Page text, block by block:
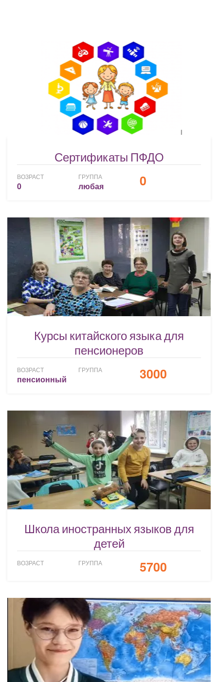
Сертификаты ПФДО
ВОЗРАСТ
0
ГРУППА
любая 0
Курсы китайского языка для
пенсионеров
ВОЗРАСТ
пенсионный
ГРУППА 3000
Школа иностранных языков для
детей
ВОЗРАСТ ГРУППА 5700